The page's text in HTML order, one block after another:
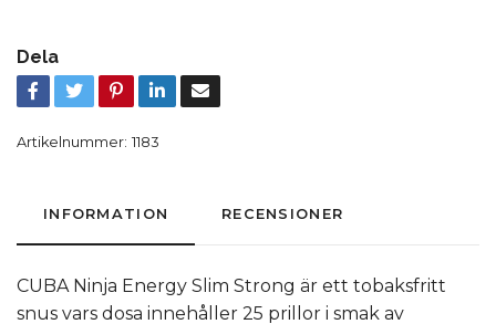
Dela
Artikelnummer: 1183
INFORMATION RECENSIONER
CUBA Ninja Energy Slim Strong är ett tobaksfritt
snus vars dosa innehåller 25 prillor i smak av